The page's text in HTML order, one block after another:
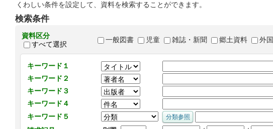
くわしい条件を設定して、資料を検索することができます。
検索条件
資料区分
すべて選択
一般図書 児童 雑誌・新聞 郷土資料 外
キーワード１
キーワード２
キーワード３
キーワード４
キーワード５